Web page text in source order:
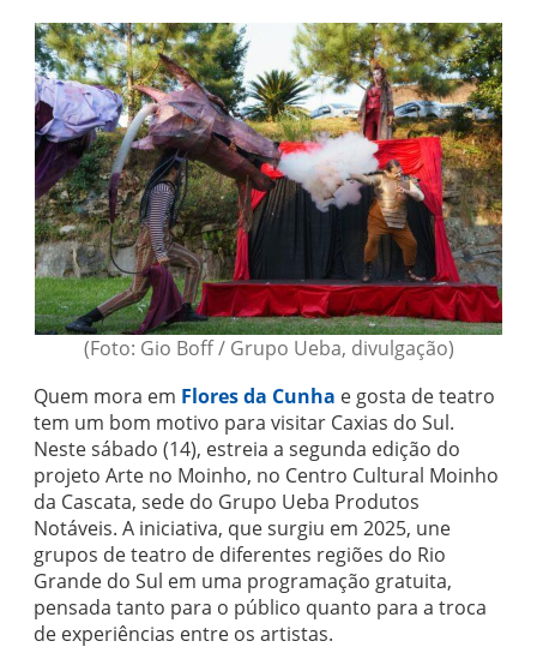
(Foto: Gio Boff / Grupo Ueba, divulgação)
Quem mora em Flores da Cunha e gosta de teatro
tem um bom motivo para visitar Caxias do Sul.
Neste sábado (14), estreia a segunda edição do
projeto Arte no Moinho, no Centro Cultural Moinho
da Cascata, sede do Grupo Ueba Produtos
Notáveis. A iniciativa, que surgiu em 2025, une
grupos de teatro de diferentes regiões do Rio
Grande do Sul em uma programação gratuita,
pensada tanto para o público quanto para a troca
de experiências entre os artistas.